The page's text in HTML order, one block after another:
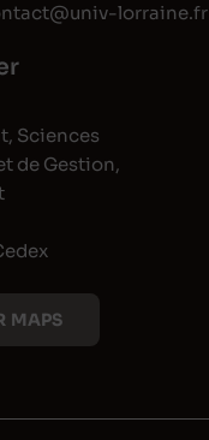
lorraine.fr
Sciences
de Gestion,
MAPS